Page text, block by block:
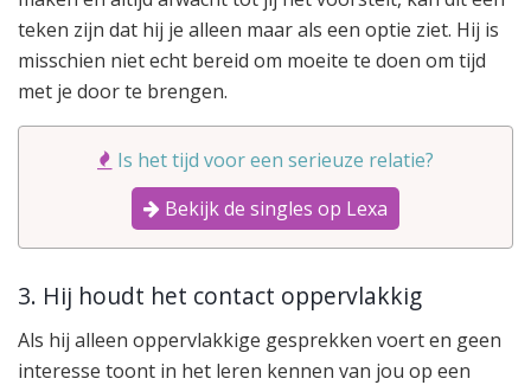
teken zijn dat hij je alleen maar als een optie ziet. Hij is
misschien niet echt bereid om moeite te doen om tijd
met je door te brengen.
Is het tijd voor een serieuze relatie?
Bekijk de singles op Lexa
3. Hij houdt het contact oppervlakkig
Als hij alleen oppervlakkige gesprekken voert en geen
interesse toont in het leren kennen van jou op een